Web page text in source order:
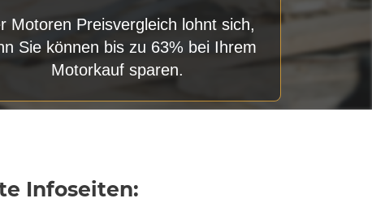
Motoren Preisvergleich lohnt sich,
Sie können bis zu 63% bei Ihrem
Motorkauf sparen.
Infoseiten: